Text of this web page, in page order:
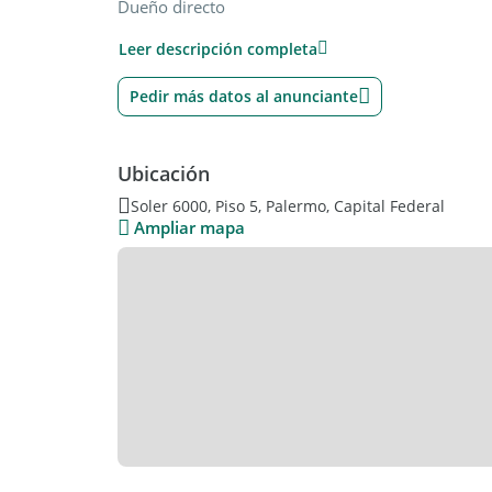
Dueño directo
Garantía propietaria o seguro de caución.
Leer descripción completa
Pedir más datos al anunciante
Ubicación
Soler 6000, Piso 5, Palermo, Capital Federal
Ampliar mapa